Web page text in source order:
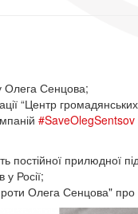
Олега Сенцова;
“Центр
#SaveOlegSentsov
постійної прилюдної
у Росії;
Олега Сенцова"